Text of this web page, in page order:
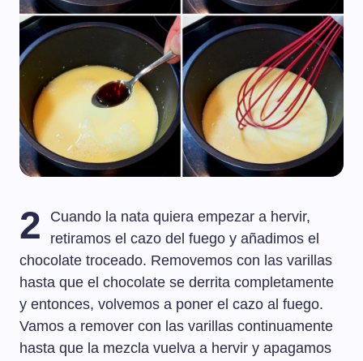
2
Cuando la nata quiera empezar a hervir,
retiramos el cazo del fuego y añadimos el
chocolate troceado. Removemos con las varillas
hasta que el chocolate se derrita completamente
y entonces, volvemos a poner el cazo al fuego.
Vamos a remover con las varillas continuamente
hasta que la mezcla vuelva a hervir y apagamos